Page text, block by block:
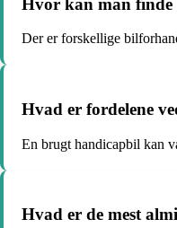
Der er forskellige
Hvad er fordelene
En brugt handicapbil kan
Hvad er de mest